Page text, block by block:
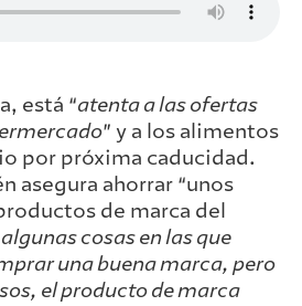
está “atenta a las ofertas
” y a los alimentos
por próxima caducidad.
asegura ahorrar “unos
de marca del
cosas en las que
una buena marca, pero
el producto de marca